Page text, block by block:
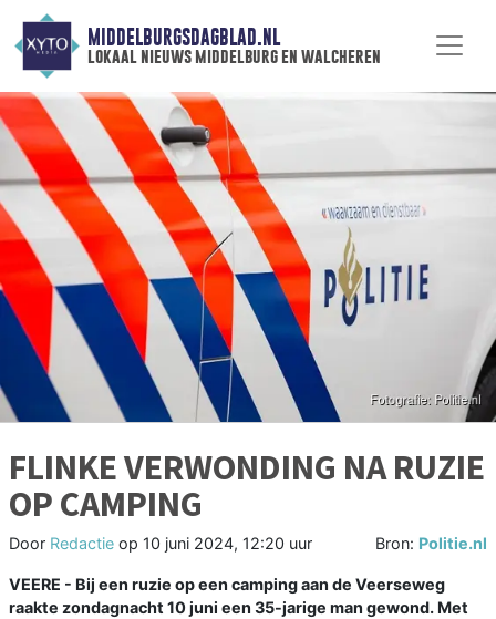
MIDDELBURGSDAGBLAD.NL
lokaal nieuws middelburg en walcheren
FLINKE VERWONDING NA RUZIE
OP CAMPING
Door Redactie op 10 juni 2024, 12:20 uur Bron: Politie.nl
VEERE - Bij een ruzie op een camping aan de Veerseweg
raakte zondagnacht 10 juni een 35-jarige man gewond. Met